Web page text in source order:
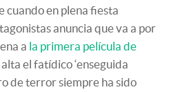
cuando en plena fiesta
anuncia que va a por
a la primera película de
el fatídico ‘enseguida
de terror siempre ha sido